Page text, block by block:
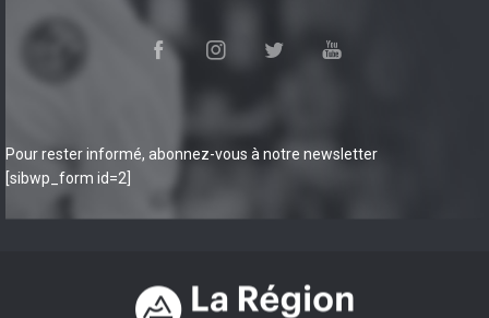
Pour rester informé, abonnez-vous à notre newsletter
[sibwp_form id=2]